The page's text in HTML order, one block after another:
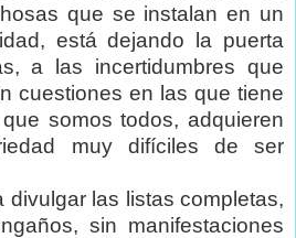
que se instalan en un
está dejando la puerta
a las incertidumbres que
cuestiones en las que tiene
somos todos, adquieren
muy difíciles de ser
divulgar las listas completas,
sin manifestaciones